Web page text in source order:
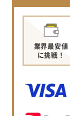
業界最安値
に挑戦！